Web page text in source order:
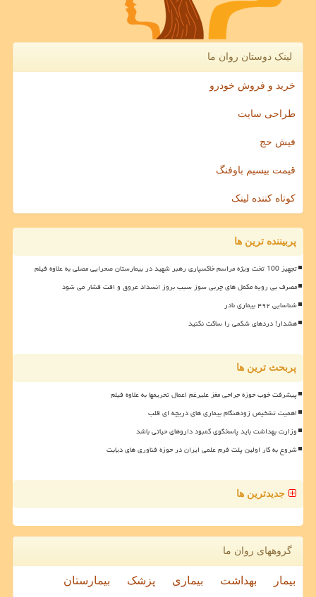
لینک دوستان روان ما
خرید و فروش خودرو
طراحی سایت
فیش حج
قیمت بیسیم باوفنگ
کوتاه کننده لینک
پربیننده ترین ها
تجهیز 100 تخت ویژه مراسم خاکسپاری رهبر شهید در بیمارستان صحرایی مصلی به علاوه فیلم
مصرف بی رویه مکمل های چربی سوز سبب بروز انسداد عروق و افت فشار می شود
شناسایی ۴۹۲ بیماری نادر
هشدار! دردهای شکمی را ساکت نکنید
پربحث ترین ها
پیشرفت خوب حوزه جراحی مغز علیرغم اعمال تحریمها به علاوه فیلم
اهمیت تشخیص زودهنگام بیماری های دریچه ای قلب
وزارت بهداشت باید پاسخگوی کمبود داروهای حیاتی باشد
شروع به کار اولین پلت فرم علمی ایران در حوزه فناوری های دیابت
جدیدترین ها
گروههای روان ما
بیمار بهداشت بیماری پزشک بیمارستان